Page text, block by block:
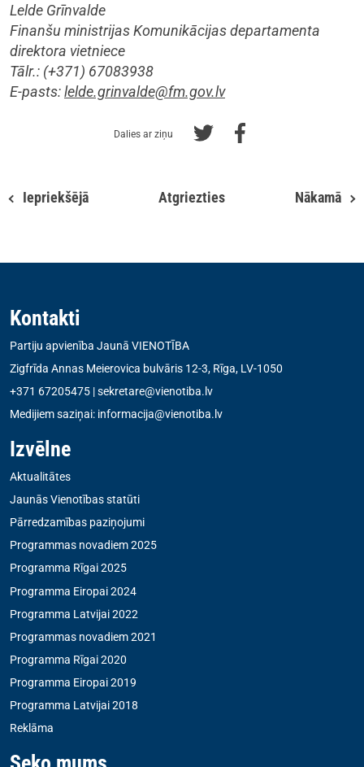
Lelde Grīnvalde
Finanšu ministrijas Komunikācijas departamenta
direktora vietniece
Tālr.: (+371) 67083938
E-pasts:lelde.grinvalde@fm.gov.lv
Dalies ar ziņu
Iepriekšējā Atgriezties Nākamā
Kontakti
Partiju apvienība Jaunā VIENOTĪBA
Zigfrīda Annas Meierovica bulvāris 12-3, Rīga, LV-1050
+371 67205475 |sekretare@vienotiba.lv
Medijiem saziņai: informacija@vienotiba.lv
Izvēlne
Aktualitātes
Jaunās Vienotības statūti
Pārredzamības paziņojumi
Programmas novadiem 2025
Programma Rīgai 2025
Programma Eiropai 2024
Programma Latvijai 2022
Programmas novadiem 2021
Programma Rīgai 2020
Programma Eiropai 2019
Programma Latvijai 2018
Reklāma